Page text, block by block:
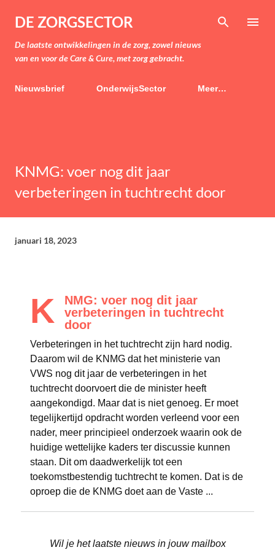
Doorgaan naar hoofdcontent
DE ZORGSECTOR
De laatste ontwikkelingen in de zorg, zowel nieuws
van en voor de Care & Cure, met zorg gebracht.
Nieuwsbrief OnderwijsSector Meer…
KNMG: voer nog dit jaar
verbeteringen in tuchtrecht door
januari 18, 2023
K
NMG: voer nog dit jaar
verbeteringen in tuchtrecht
door
Verbeteringen in het tuchtrecht zijn hard nodig.
Daarom wil de KNMG dat het ministerie van
VWS nog dit jaar de verbeteringen in het
tuchtrecht doorvoert die de minister heeft
aangekondigd. Maar dat is niet genoeg. Er moet
tegelijkertijd opdracht worden verleend voor een
nader, meer principieel onderzoek waarin ook de
huidige wettelijke kaders ter discussie kunnen
staan. Dit om daadwerkelijk tot een
toekomstbestendig tuchtrecht te komen. Dat is de
oproep die de KNMG doet aan de Vaste ...
Wil je het laatste nieuws in jouw mailbox